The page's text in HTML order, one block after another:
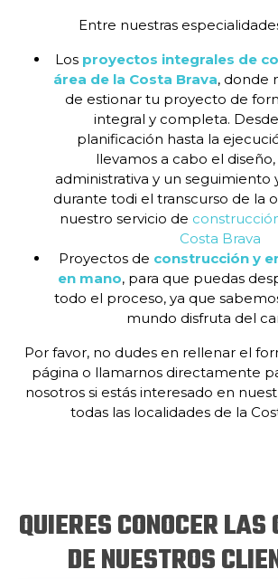
Entre nuestras
Los proyectos integrales de
área de la Costa Brava, donde
de estionar tu proyecto de
integral y completa.
planificación hasta la
llevamos a cabo el
administrativa y un seguimiento
durante todi el transcurso de la
nuestro servicio de
Costa Brava
Proyectos de construcción y
en mano, para que puedas
todo el proceso, ya que
mundo disfruta del
Por favor, no dudes en rellenar el
página o llamarnos directamente
nosotros si estás interesado en
todas las localidades de la
QUIERES CONOCER LAS
DE NUESTROS